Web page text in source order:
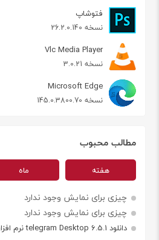
فتوشاپ
نسخه 26.2.0.140
Vlc Media Player
نسخه 3.0.21
Microsoft Edge
نسخه 145.0.3800.70
مطالب محبوب
هفته ماه
چیزی برای نمایش وجود ندارد
چیزی برای نمایش وجود ندارد
دانلود telegram Desktop 6.5.1 نرم افزار رایگان تلگرام دسکتاپ